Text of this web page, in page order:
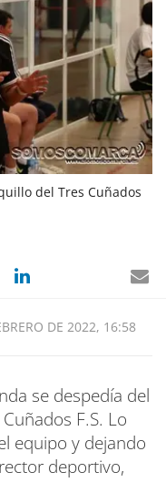
del Tres Cuñados
DE 2022, 16:58
se despedía del
F.S. Lo
equipo y dejando
deportivo,